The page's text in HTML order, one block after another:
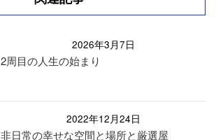
2026年3月7日
2周目の人生の始まり
2022年12月24日
非日常の幸せな空間と場所と厳選屋